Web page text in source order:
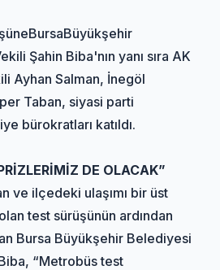
BursaBüyükşehir
Şahin Biba'nın yanı sıra AK
Ayhan Salman, İnegöl
Taban, siyasi parti
bürokratları katıldı.
DE OLACAK”
ve ilçedeki ulaşımı bir üst
test sürüşünün ardından
Bursa Büyükşehir Belediyesi
“Metrobüs test